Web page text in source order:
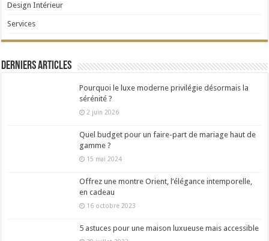
Design Intérieur
Services
Derniers articles
Pourquoi le luxe moderne privilégie désormais la
sérénité ?
2 juin 2026
Quel budget pour un faire-part de mariage haut de
gamme ?
15 mai 2024
Offrez une montre Orient, l’élégance intemporelle,
en cadeau
16 octobre 2023
5 astuces pour une maison luxueuse mais accessible